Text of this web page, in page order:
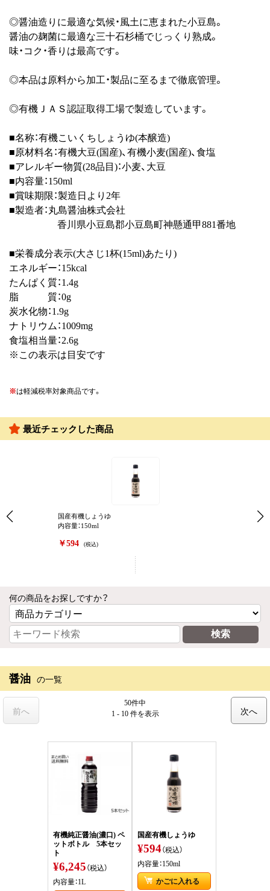
◎醤油造りに最適な気候・風土に恵まれた小豆島。
醤油の麹菌に最適な三十石杉桶でじっくり熟成。
味・コク・香りは最高です。
◎本品は原料から加工・製品に至るまで徹底管理。
◎有機ＪＡＳ認証取得工場で製造しています。
■名称：有機こいくちしょうゆ(本醸造)
■原材料名：有機大豆(国産)、有機小麦(国産)、食塩
■アレルギー物質(28品目)：小麦、大豆
■内容量：150ml
■賞味期限：製造日より2年
■製造者：丸島醤油株式会社
香川県小豆島郡小豆島町神懸通甲881番地
■栄養成分表示(大さじ1杯(15ml)あたり)
エネルギー：15kcal
たんぱく質：1.4g
脂 質：0g
炭水化物：1.9g
ナトリウム：1009mg
食塩相当量：2.6g
※この表示は目安です
※は軽減税率対象商品です。
最近チェックした商品
国産有機しょうゆ
内容量：150ml
￥594 (税込)
何の商品をお探しですか？
醤油 の一覧
50件中
1 - 10 件を表示
前へ 次へ
有機純正醤油(濃口) ペ
ットボトル 5本セッ
ト
¥6,245（税込）
内容量：1L
国産有機しょうゆ
¥594（税込）
内容量：150ml
かごに入れる